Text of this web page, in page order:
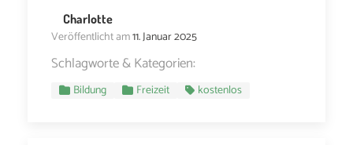
Charlotte
Veröffentlicht am11. Januar 2025
Schlagworte & Kategorien:
Bildung Freizeit kostenlos